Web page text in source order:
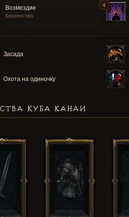
Возмездие
Бешенство
Засада
Охота на одиночку
КУБА КАНАИ